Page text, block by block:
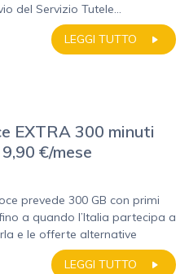
del Servizio Tutele...
LEGGI TUTTO
EXTRA 300 minuti
€/mese
prevede 300 GB con primi
a quando l’Italia partecipa a
e le offerte alternative
LEGGI TUTTO